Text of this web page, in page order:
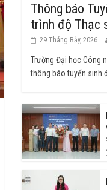
Thông báo
trình độ Thạc
29 Tháng Bảy, 2026
Trường Đại học Công
thông báo tuyển sinh